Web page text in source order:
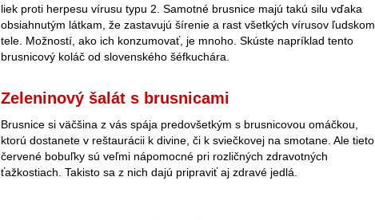
liek proti herpesu vírusu typu 2. Samotné brusnice majú takú silu vďaka
obsiahnutým látkam, že zastavujú šírenie a rast všetkých vírusov ľudskom
tele. Možností, ako ich konzumovať, je mnoho. Skúste napríklad tento
brusnicový koláč od slovenského šéfkuchára.
Zeleninový šalát s brusnicami
Brusnice si väčšina z vás spája predovšetkým s brusnicovou omáčkou,
ktorú dostanete v reštaurácii k divine, či k sviečkovej na smotane. Ale tieto
červené bobuľky sú veľmi nápomocné pri rozličných zdravotných
ťažkostiach. Takisto sa z nich dajú pripraviť aj zdravé jedlá.